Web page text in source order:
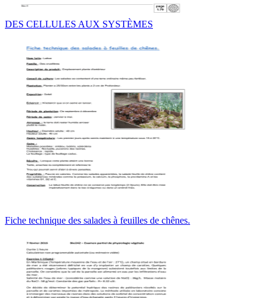
DES CELLULES AUX SYSTÈMES
Fiche technique des salades à feuilles de chênes.